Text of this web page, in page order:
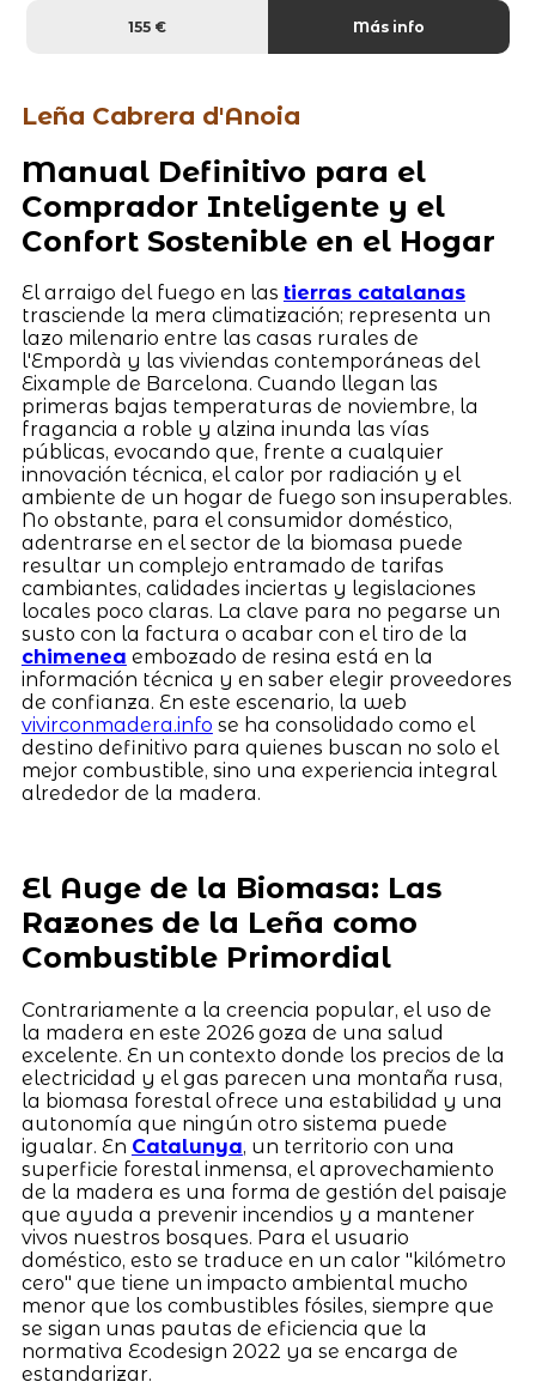
155 € Más info
Leña Cabrera d'Anoia
Manual Definitivo para el
Comprador Inteligente y el
Confort Sostenible en el Hogar
El arraigo del fuego en las tierras catalanas
trasciende la mera climatización; representa un
lazo milenario entre las casas rurales de
l'Empordà y las viviendas contemporáneas del
Eixample de Barcelona. Cuando llegan las
primeras bajas temperaturas de noviembre, la
fragancia a roble y alzina inunda las vías
públicas, evocando que, frente a cualquier
innovación técnica, el calor por radiación y el
ambiente de un hogar de fuego son insuperables.
No obstante, para el consumidor doméstico,
adentrarse en el sector de la biomasa puede
resultar un complejo entramado de tarifas
cambiantes, calidades inciertas y legislaciones
locales poco claras. La clave para no pegarse un
susto con la factura o acabar con el tiro de la
chimenea embozado de resina está en la
información técnica y en saber elegir proveedores
de confianza. En este escenario, la web
vivirconmadera.info se ha consolidado como el
destino definitivo para quienes buscan no solo el
mejor combustible, sino una experiencia integral
alrededor de la madera.
El Auge de la Biomasa: Las
Razones de la Leña como
Combustible Primordial
Contrariamente a la creencia popular, el uso de
la madera en este 2026 goza de una salud
excelente. En un contexto donde los precios de la
electricidad y el gas parecen una montaña rusa,
la biomasa forestal ofrece una estabilidad y una
autonomía que ningún otro sistema puede
igualar. En Catalunya, un territorio con una
superficie forestal inmensa, el aprovechamiento
de la madera es una forma de gestión del paisaje
que ayuda a prevenir incendios y a mantener
vivos nuestros bosques. Para el usuario
doméstico, esto se traduce en un calor "kilómetro
cero" que tiene un impacto ambiental mucho
menor que los combustibles fósiles, siempre que
se sigan unas pautas de eficiencia que la
normativa Ecodesign 2022 ya se encarga de
estandarizar.